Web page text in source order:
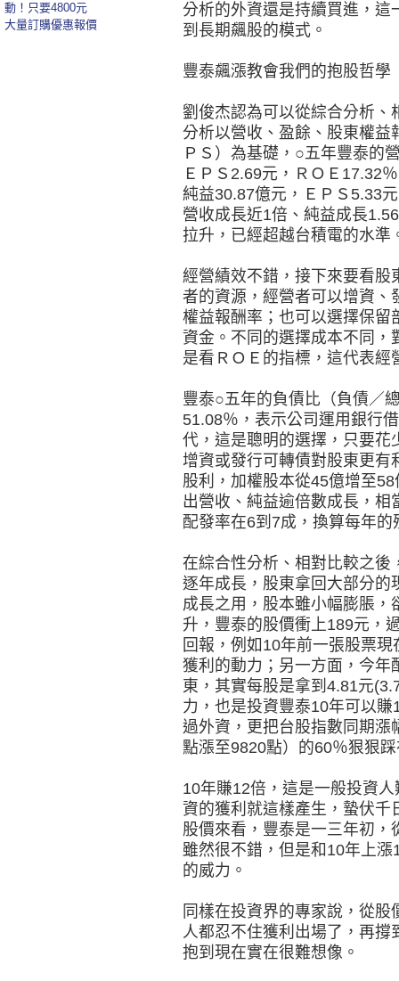
分析的外資還是持續買進，這
到長期飆股的模式。
豐泰飆漲教會我們的抱股哲學
劉俊杰認為可以從綜合分析
分析以營收、盈餘、股東權益
ＰＳ）為基礎，○五年豐泰的
ＥＰＳ2.69元，ＲＯＥ17.32
純益30.87億元，ＥＰＳ5.33
營收成長近1倍、純益成長
拉升，已經超越台積電的水準
經營績效不錯，接下來要看股
者的資源，經營者可以增資、
權益報酬率；也可以選擇保留
資金。不同的選擇成本不同，
是看ＲＯＥ的指標，這代表
豐泰○五年的負債比（負債／
51.08％，表示公司運用銀行
代，這是聰明的選擇，只要花
增資或發行可轉債對股東更有
股利，加權股本從45億增至
出營收、純益逾倍數成長，
配發率在6到7成，換算每年
在綜合性分析、相對比較之後
逐年成長，股東拿回大部分的
成長之用，股本雖小幅膨脹
升，豐泰的股價衝上189元，
回報，例如10年前一張股票
獲利的動力；另一方面，今年
東，其實每股是拿到4.81元
力，也是投資豐泰10年可以
過外資，更把台股指數同期
點漲至9820點）的60％狠狠
10年賺12倍，這是一般投資
資的獲利就這樣產生，蟄伏千
股價來看，豐泰是一三年初
雖然很不錯，但是和10年上
的威力。
同樣在投資界的專家說，從
人都忍不住獲利出場了，再
抱到現在實在很難想像。
動！只要4800元
大量訂購優惠報價